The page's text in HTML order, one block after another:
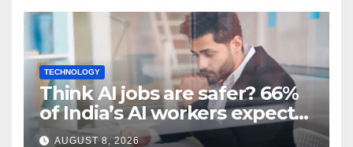
TECHNOLOGY
Think AI jobs are safer? 66%
of India’s AI workers expect
layoffs
AUGUST 8, 2026